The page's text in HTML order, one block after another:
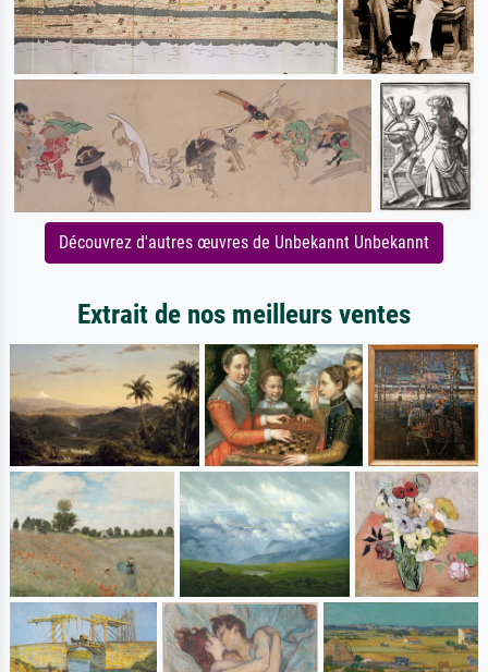
Découvrez d'autres œuvres de Unbekannt Unbekannt
Extrait de nos meilleurs ventes